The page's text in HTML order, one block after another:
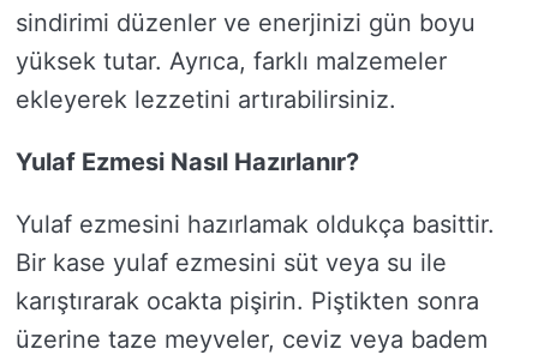
sindirimi düzenler ve enerjinizi gün boyu
yüksek tutar. Ayrıca, farklı malzemeler
ekleyerek lezzetini artırabilirsiniz.
Yulaf Ezmesi Nasıl Hazırlanır?
Yulaf ezmesini hazırlamak oldukça basittir.
Bir kase yulaf ezmesini süt veya su ile
karıştırarak ocakta pişirin. Piştikten sonra
üzerine taze meyveler, ceviz veya badem